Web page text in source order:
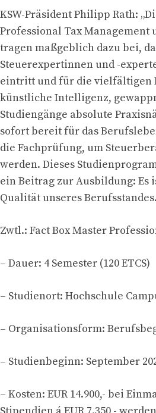
KSW-Präsident Philipp Rath:
Professional Tax Management
tragen maßgeblich dazu bei,
Steuerexpertinnen und -
eintritt und für die vielfältigen
künstliche Intelligenz,
Studiengänge absolute
sofort bereit für das
die Fachprüfung, um
werden. Dieses
ein Beitrag zur Ausbildung: Es
Qualität unseres
Zwtl.: Fact Box Master
– Dauer: 4 Semester (120 ETCS)
– Studienort: Hochschule
– Organisationsform:
– Studienbeginn: September
– Kosten: EUR 14.900,- bei